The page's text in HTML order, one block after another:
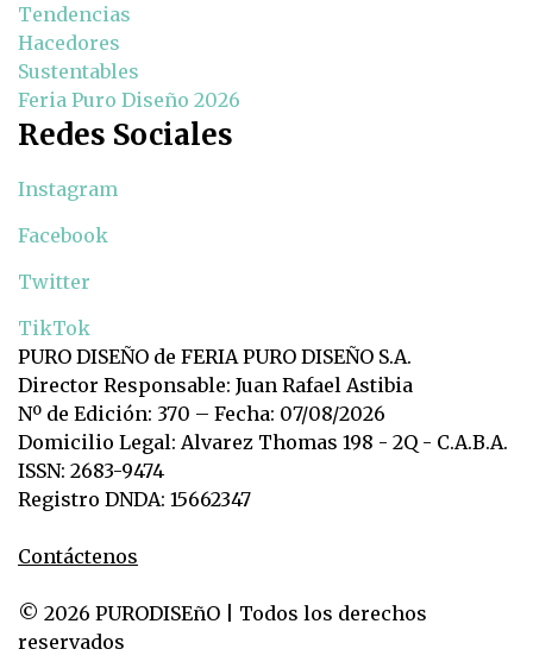
Tendencias
Hacedores
Sustentables
Feria Puro Diseño 2026
Redes Sociales
Instagram
Facebook
Twitter
TikTok
PURO DISEÑO de FERIA PURO DISEÑO S.A.
Director Responsable: Juan Rafael Astibia
Nº de Edición: 370 – Fecha: 07/08/2026
Domicilio Legal: Alvarez Thomas 198 - 2Q - C.A.B.A.
ISSN: 2683-9474
Registro DNDA: 15662347
Contáctenos
© 2026 PURODISEñO | Todos los derechos
reservados